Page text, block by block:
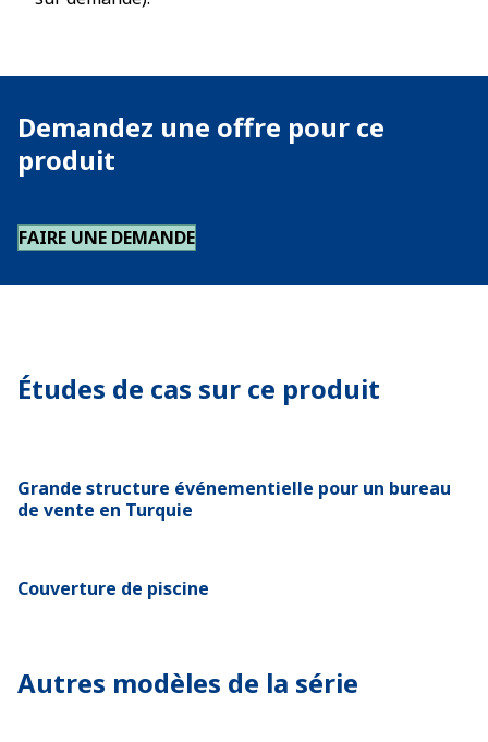
Demandez une offre pour ce
produit
FAIRE UNE DEMANDE
Études de cas sur ce produit
Grande structure événementielle pour un bureau
de vente en Turquie
Couverture de piscine
Autres modèles de la série